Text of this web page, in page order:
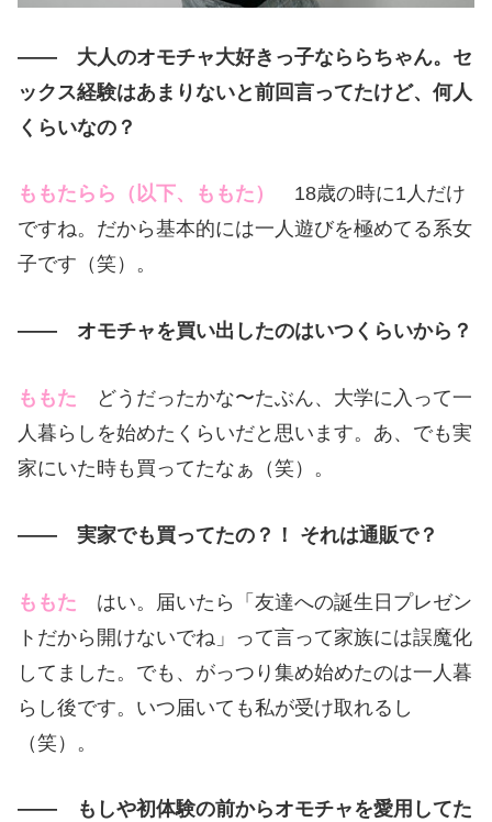
—— 大人のオモチャ大好きっ子なららちゃん。セ
ックス経験はあまりないと前回言ってたけど、何人
くらいなの？
ももたらら（以下、ももた）
18歳の時に1人だけ
ですね。だから基本的には一人遊びを極めてる系女
子です（笑）。
—— オモチャを買い出したのはいつくらいから？
ももた どうだったかな〜たぶん、大学に入って一
人暮らしを始めたくらいだと思います。あ、でも実
家にいた時も買ってたなぁ（笑）。
—— 実家でも買ってたの？！ それは通販で？
ももた はい。届いたら「友達への誕生日プレゼン
トだから開けないでね」って言って家族には誤魔化
してました。でも、がっつり集め始めたのは一人暮
らし後です。いつ届いても私が受け取れるし
（笑）。
—— もしや初体験の前からオモチャを愛用してた